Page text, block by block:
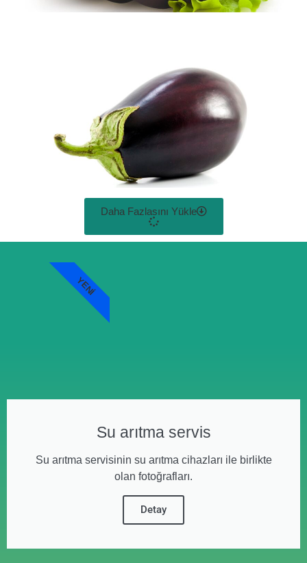
Daha Fazlasını Yükle
Su arıtma servis
Su arıtma servisinin su arıtma cihazları ile birlikte
olan fotoğrafları.
Detay
YENI